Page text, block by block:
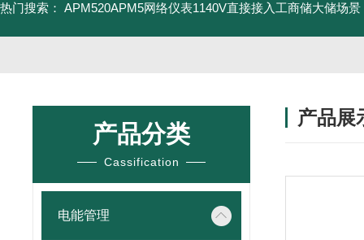
热门搜索： APM520APM5网络仪表1140V直接接入工商储大储场景
产品分类
Cassification
电能管理
产品展